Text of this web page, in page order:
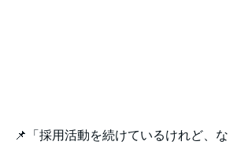
📌「採用活動を続けているけれど、な